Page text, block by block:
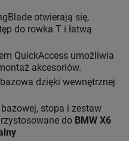
otwierają się,
do rowka T i łatwą
QuickAccess umożliwia
akcesoriów.
dzięki wewnętrznej
stopa i zestaw
do BMW X6